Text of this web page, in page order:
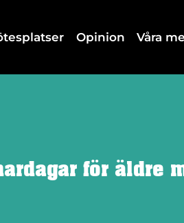
Opinion Våra
för äldre